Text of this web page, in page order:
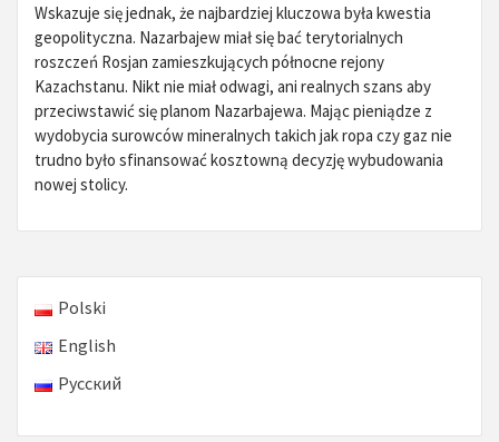
Wskazuje się jednak, że najbardziej kluczowa była kwestia
geopolityczna. Nazarbajew miał się bać terytorialnych
roszczeń Rosjan zamieszkujących północne rejony
Kazachstanu. Nikt nie miał odwagi, ani realnych szans aby
przeciwstawić się planom Nazarbajewa. Mając pieniądze z
wydobycia surowców mineralnych takich jak ropa czy gaz nie
trudno było sfinansować kosztowną decyzję wybudowania
nowej stolicy.
Polski
English
Русский